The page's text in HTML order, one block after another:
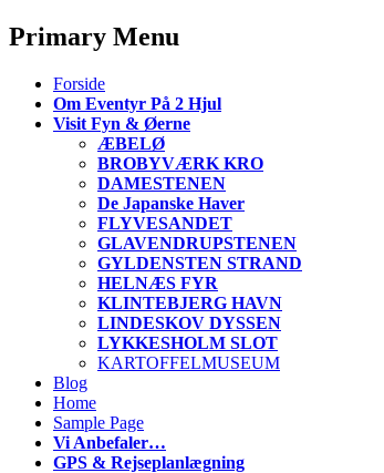
Primary Menu
Forside
Om Eventyr På 2 Hjul
Visit Fyn & Øerne
ÆBELØ
BROBYVÆRK KRO
DAMESTENEN
De Japanske Haver
FLYVESANDET
GLAVENDRUPSTENEN
GYLDENSTEN STRAND
HELNÆS FYR
KLINTEBJERG HAVN
LINDESKOV DYSSEN
LYKKESHOLM SLOT
KARTOFFELMUSEUM
Blog
Home
Sample Page
Vi Anbefaler…
GPS & Rejseplanlægning